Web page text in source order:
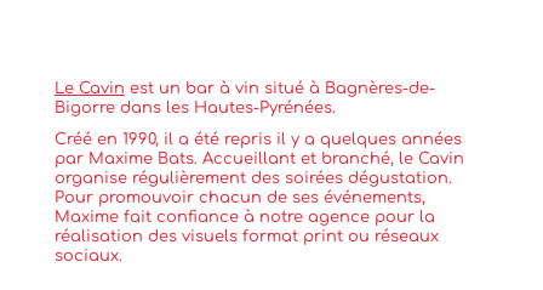
Le Cavin est un bar à vin situé à Bagnères-de-
Bigorre dans les Hautes-Pyrénées.
Créé en 1990, il a été repris il y a quelques années
par Maxime Bats. Accueillant et branché, le Cavin
organise régulièrement des soirées dégustation.
Pour promouvoir chacun de ses événements,
Maxime fait confiance à notre agence pour la
réalisation des visuels format print ou réseaux
sociaux.